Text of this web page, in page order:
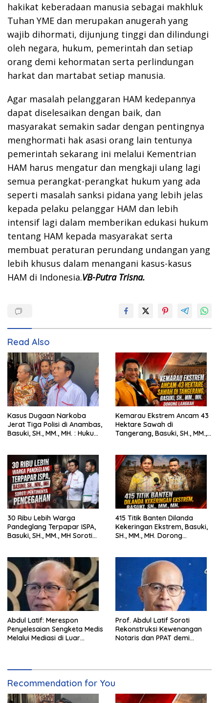
hakikat keberadaan manusia sebagai makhluk
Tuhan YME dan merupakan anugerah yang
wajib dihormati, dijunjung tinggi dan dilindungi
oleh negara, hukum, pemerintah dan setiap
orang demi kehormatan serta perlindungan
harkat dan martabat setiap manusia.
Agar masalah pelanggaran HAM kedepannya
dapat diselesaikan dengan baik, dan
masyarakat semakin sadar dengan pentingnya
menghormati hak asasi orang lain tentunya
pemerintah sekarang ini melalui Kementrian
HAM harus mengatur dan mengkaji ulang lagi
semua perangkat-perangkat hukum yang ada
seperti masalah sanksi pidana yang lebih jelas
kepada pelaku pelanggar HAM dan lebih
intensif lagi dalam memberikan edukasi hukum
tentang HAM kepada masyarakat serta
membuat peraturan perundang undangan yang
lebih khusus dalam menangani kasus-kasus
HAM di Indonesia.VB-Putra Trisna.
Read Also
Kasus Dugaan Narkoba
Jerat Tiga Polisi di Anambas,
Basuki, SH., MM., MH. : Hukum
Kemarau Ekstrem Ancam 43
Hektare Sawah di
Tangerang, Basuki, SH., MM.,
30 Ribu Lebih Warga
Pandeglang Terpapar ISPA,
Basuki, SH., MM., MH Soroti
415 Titik Banten Dilanda
Kekeringan Ekstrem, Basuki,
SH., MM., MH. Dorong
Abdul Latif: Merespon
Penyelesaian Sengketa Medis
Melalui Mediasi di Luar
Prof. Abdul Latif Soroti
Rekonstruksi Kewenangan
Notaris dan PPAT demi
Recommendation for You